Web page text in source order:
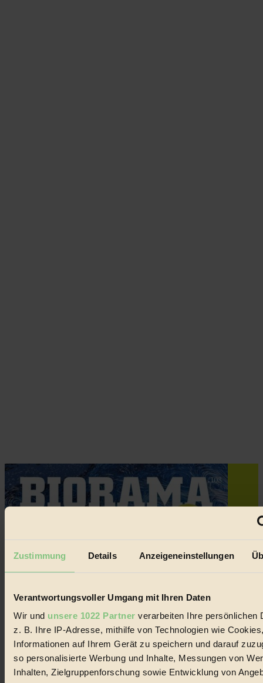
Zustimmung Details Anzeigeneinstellungen
Verantwortungsvoller Umgang mit Ihren Daten
Wir und unsere 1022 Partner verarbeiten Ihre persönlichen
z. B. Ihre IP-Adresse, mithilfe von Technologien wie
Informationen auf Ihrem Gerät zu speichern und darauf
so personalisierte Werbung und Inhalte, Messungen von
Inhalten, Zielgruppenforschung sowie Entwicklung von